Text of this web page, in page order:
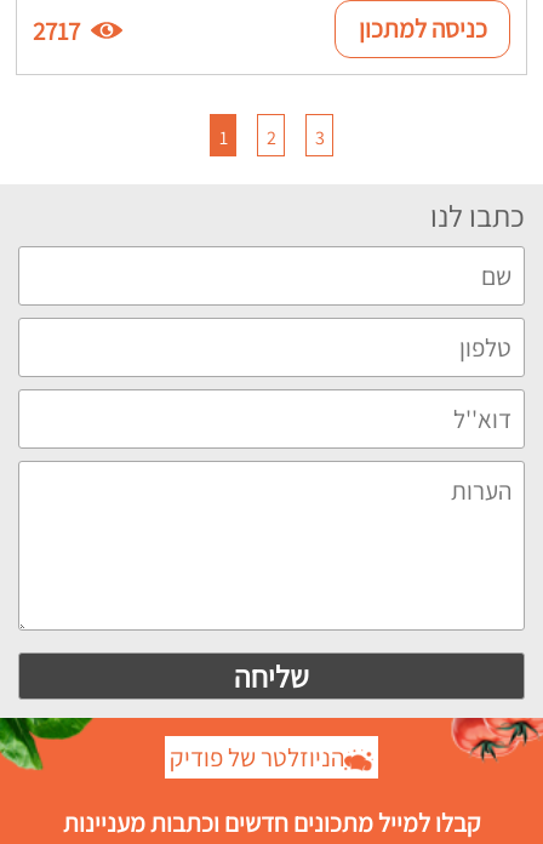
כניסה למתכון 2717
1 2 3
כתבו לנו
הניוזלטר של פודיק
קבלו למייל מתכונים חדשים וכתבות מעניינות